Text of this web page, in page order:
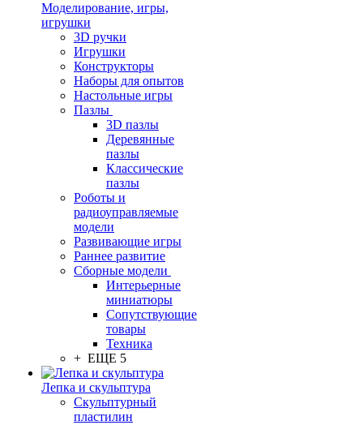
Моделирование, игры,
игрушки
3D ручки
Игрушки
Конструкторы
Наборы для опытов
Настольные игры
Пазлы
3D пазлы
Деревянные
пазлы
Классические
пазлы
Роботы и
радиоуправляемые
модели
Развивающие игры
Раннее развитие
Сборные модели
Интерьерные
миниатюры
Сопутствующие
товары
Техника
+ ЕЩЕ 5
Лепка и скульптура
Скульптурный
пластилин